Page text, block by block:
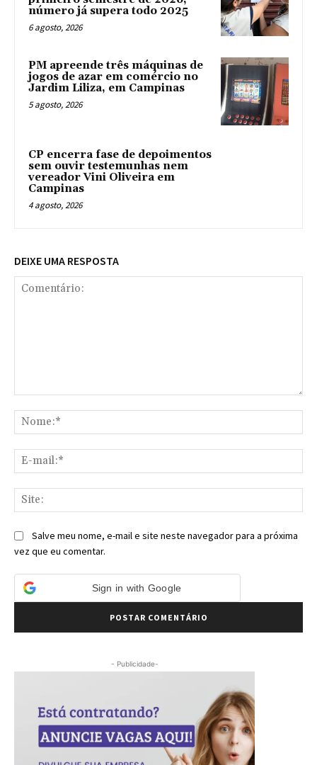
número já supera todo 2025
6 agosto, 2026
PM apreende três máquinas de
jogos de azar em comércio no
Jardim Liliza, em Campinas
5 agosto, 2026
CP encerra fase de depoimentos
sem ouvir testemunhas nem
vereador Vini Oliveira em
Campinas
4 agosto, 2026
DEIXE UMA RESPOSTA
Salve meu nome, e-mail e site neste navegador para a próxima
vez que eu comentar.
Sign in with Google
- Publicidade-